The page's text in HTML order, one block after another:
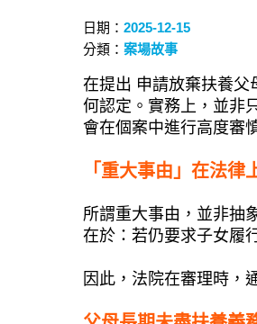
日期： 2025-12-15
分類： 案場故事
在提出 申請放棄扶養父
何認定。實務上，並非
會在個案中進行高度審
「重大事由」在法律
所謂重大事由，並非抽
在於：若仍要求子女履
因此，法院在審理時，